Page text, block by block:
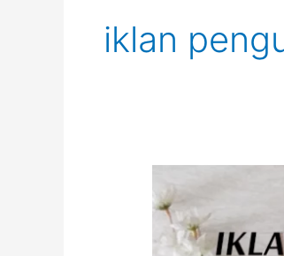
iklan
Iklan
Kompas